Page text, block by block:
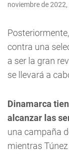
noviembre de 2022,
Posteriormente,
contra una
a ser la gran
se llevará a
Dinamarca
alcanzar las
una campaña
mientras